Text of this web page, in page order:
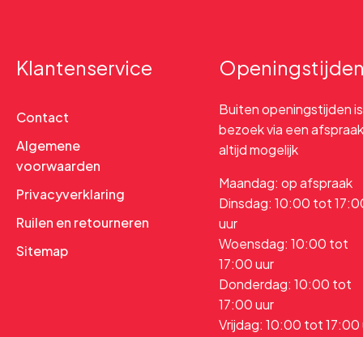
Klantenservice
Contact
Algemene
voorwaarden
Privacyverklaring
Ruilen en retourneren
Sitemap
Buiten openingstijden is
bezoek via een afspraak
altijd mogelijk
Maandag: op afspraak
Dinsdag: 10:00 tot
uur
Woensdag: 10:00 tot
17:00 uur
Donderdag: 10:00 tot
17:00 uur
Vrijdag: 10:00 tot 17:00